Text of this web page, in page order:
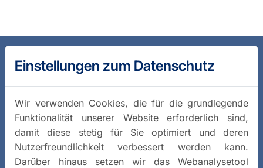
Einstellungen zum Datenschutz
Wir verwenden Cookies, die für die grundlegende
Funktionalität unserer Website erforderlich sind,
damit diese stetig für Sie optimiert und deren
Nutzerfreundlichkeit verbessert werden kann.
Darüber hinaus setzen wir das Webanalysetool